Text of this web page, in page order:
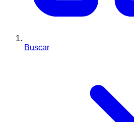
Buscar